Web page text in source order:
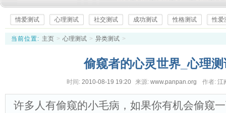
情爱测试 心理测试 社交测试 成功测试 性格测试 性爱
当前位置: 主页 > 心理测试 > 异类测试 >
偷窥者的心灵世界_心理测
时间: 2010-08-19 19:20 来源: www.panpan.org 作者: 江
许多人有偷窥的小毛病，如果你有机会偷窥